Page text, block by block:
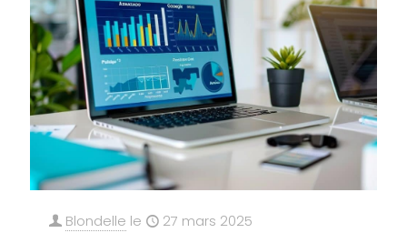
Blondelle le 27 mars 2025